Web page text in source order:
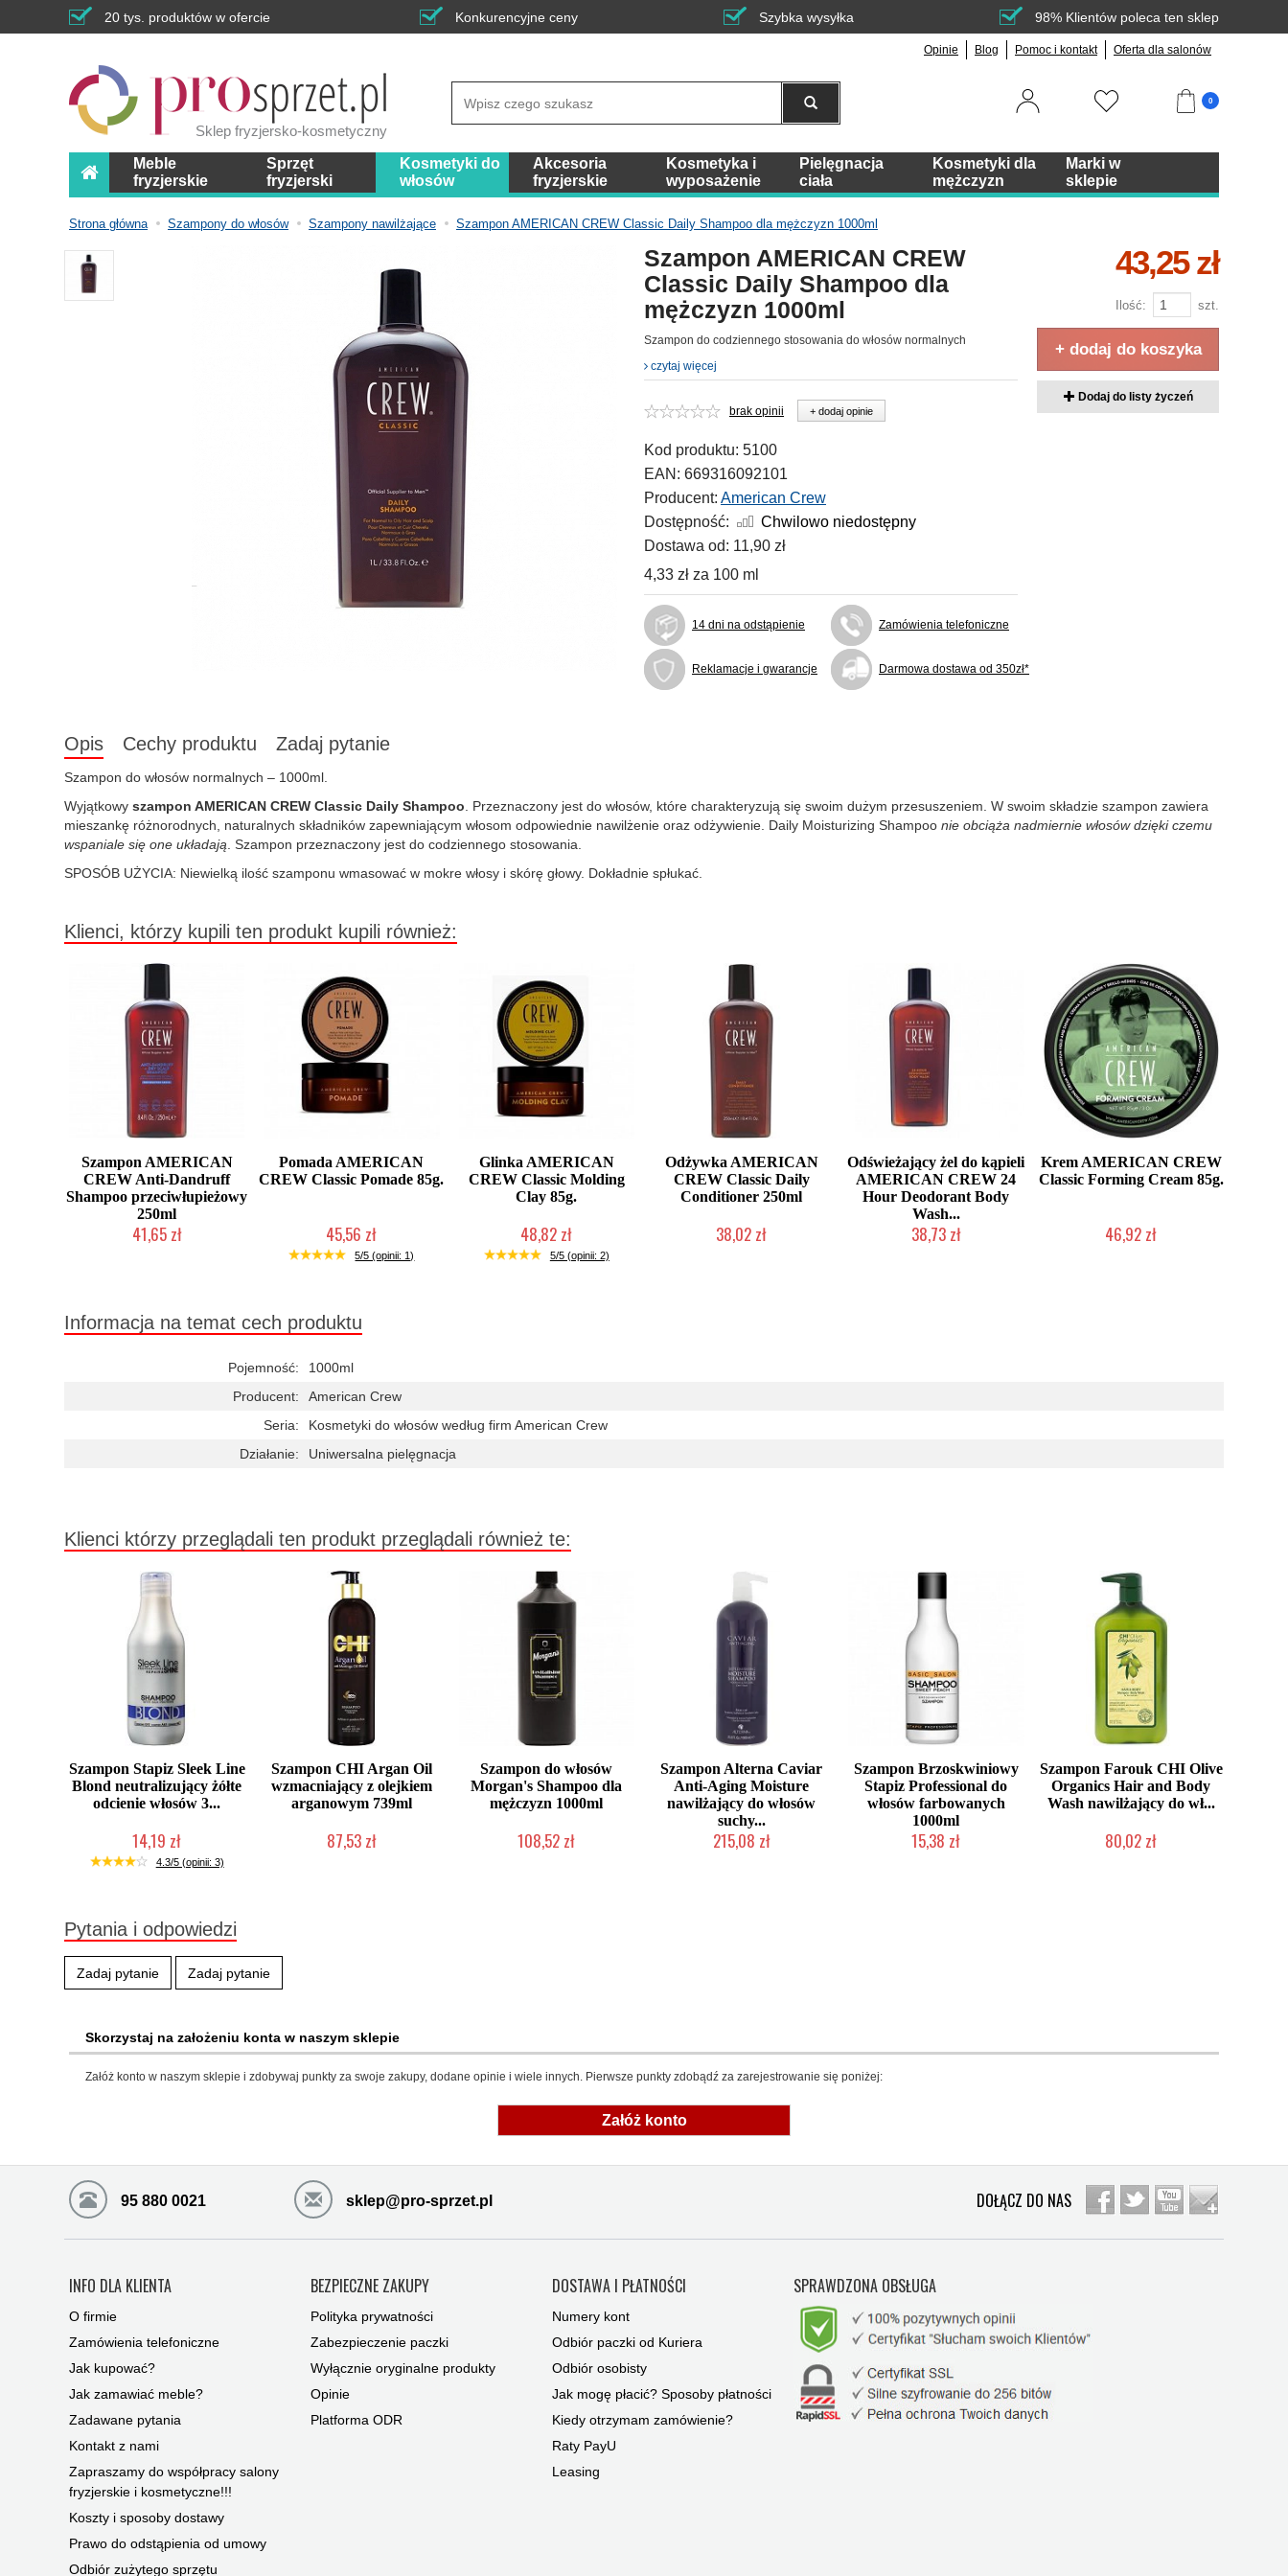
20 tys. produktów w ofercie Konkurencyjne ceny Szybka wysyłka 98% Klientów poleca ten sklep
Opinie Blog Pomoc i kontakt Oferta dla salonów
Sklep fryzjersko-kosmetyczny
0
Meble
fryzjerskie
Sprzęt
fryzjerski
Kosmetyki do
włosów
Akcesoria
fryzjerskie
Kosmetyka i
wyposażenie
Pielęgnacja
ciała
Kosmetyki dla
mężczyzn
Marki w
sklepie
Strona główna Szampony do włosów Szampony nawilżające Szampon AMERICAN CREW Classic Daily Shampoo dla mężczyzn 1000ml
Szampon AMERICAN CREW
Classic Daily Shampoo dla
mężczyzn 1000ml
Szampon do codziennego stosowania do włosów normalnych
czytaj więcej
brak opinii + dodaj opinie
Kod produktu: 5100
EAN: 669316092101
Producent: American Crew
Dostępność:
Chwilowo niedostępny
Dostawa od: 11,90 zł
4,33 zł za 100 ml
14 dni na odstąpienie Zamówienia telefoniczne
Reklamacje i gwarancje Darmowa dostawa od 350zł*
43,25 zł
Ilość: szt.
+ dodaj do koszyka
Dodaj do listy życzeń
Opis Cechy produktu Zadaj pytanie
Szampon do włosów normalnych – 1000ml.
Wyjątkowy szampon AMERICAN CREW Classic Daily Shampoo . Przeznaczony jest do włosów, które charakteryzują się swoim dużym przesuszeniem. W swoim składzie szampon zawiera
mieszankę różnorodnych, naturalnych składników zapewniającym włosom odpowiednie nawilżenie oraz odżywienie. Daily Moisturizing Shampoo nie obciąża nadmiernie włosów dzięki czemu
wspaniale się one układają . Szampon przeznaczony jest do codziennego stosowania.
SPOSÓB UŻYCIA: Niewielką ilość szamponu wmasować w mokre włosy i skórę głowy. Dokładnie spłukać.
Klienci, którzy kupili ten produkt kupili również:
Szampon AMERICAN
CREW Anti-Dandruff
Shampoo przeciwłupieżowy
250ml
41,65 zł
Pomada AMERICAN
CREW Classic Pomade 85g.
45,56 zł
Duża ilość (wysyłka w 24h)
5/5 (opinii: 1)
Glinka AMERICAN
CREW Classic Molding
Clay 85g.
48,82 zł
Duża ilość (wysyłka w 24h)
5/5 (opinii: 2)
Odżywka AMERICAN
CREW Classic Daily
Conditioner 250ml
38,02 zł
Odświeżający żel do kąpieli
AMERICAN CREW 24
Hour Deodorant Body
Wash...
38,73 zł
Krem AMERICAN CREW
Classic Forming Cream 85g.
46,92 zł
Informacja na temat cech produktu
Pojemność:
1000ml
Producent:
American Crew
Seria:
Kosmetyki do włosów według firm American Crew
Działanie:
Uniwersalna pielęgnacja
Klienci którzy przeglądali ten produkt przeglądali również te:
Szampon Stapiz Sleek Line
Blond neutralizujący żółte
odcienie włosów 3...
14,19 zł
Duża ilość (wysyłka w 24h)
4.3/5 (opinii: 3)
Szampon CHI Argan Oil
wzmacniający z olejkiem
arganowym 739ml
87,53 zł
Szampon do włosów
Morgan's Shampoo dla
mężczyzn 1000ml
108,52 zł
Szampon Alterna Caviar
Anti-Aging Moisture
nawilżający do włosów
suchy...
215,08 zł
Szampon Brzoskwiniowy
Stapiz Professional do
włosów farbowanych
1000ml
15,38 zł
Szampon Farouk CHI Olive
Organics Hair and Body
Wash nawilżający do wł...
80,02 zł
Pytania i odpowiedzi
Zadaj pytanie Zadaj pytanie
Skorzystaj na założeniu konta w naszym sklepie
Załóż konto w naszym sklepie i zdobywaj punkty za swoje zakupy, dodane opinie i wiele innych. Pierwsze punkty zdobądź za zarejestrowanie się poniżej:
Załóż konto
95 880 0021 sklep@pro-sprzet.pl DOŁĄCZ DO NAS
INFO DLA KLIENTA
O firmie
Zamówienia telefoniczne
Jak kupować?
Jak zamawiać meble?
Zadawane pytania
Kontakt z nami
Zapraszamy do współpracy salony
fryzjerskie i kosmetyczne!!!
Koszty i sposoby dostawy
Prawo do odstąpienia od umowy
Odbiór zużytego sprzętu
BEZPIECZNE ZAKUPY
Polityka prywatności
Zabezpieczenie paczki
Wyłącznie oryginalne produkty
Opinie
Platforma ODR
DOSTAWA I PŁATNOŚCI
Numery kont
Odbiór paczki od Kuriera
Odbiór osobisty
Jak mogę płacić? Sposoby płatności
Kiedy otrzymam zamówienie?
Raty PayU
Leasing
SPRAWDZONA OBSŁUGA